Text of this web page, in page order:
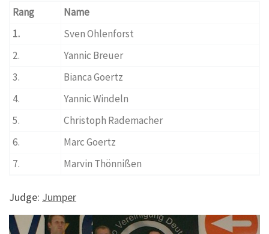
Rang
Name
1.
Sven Ohlenforst
2.
Yannic Breuer
3.
Bianca Goertz
4.
Yannic Windeln
5.
Christoph Rademacher
6.
Marc Goertz
7.
Marvin Thönnißen
Judge: Jumper